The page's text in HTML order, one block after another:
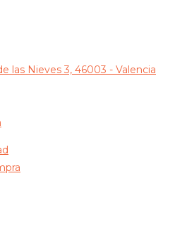
las Nieves 3, 46003 - Valencia